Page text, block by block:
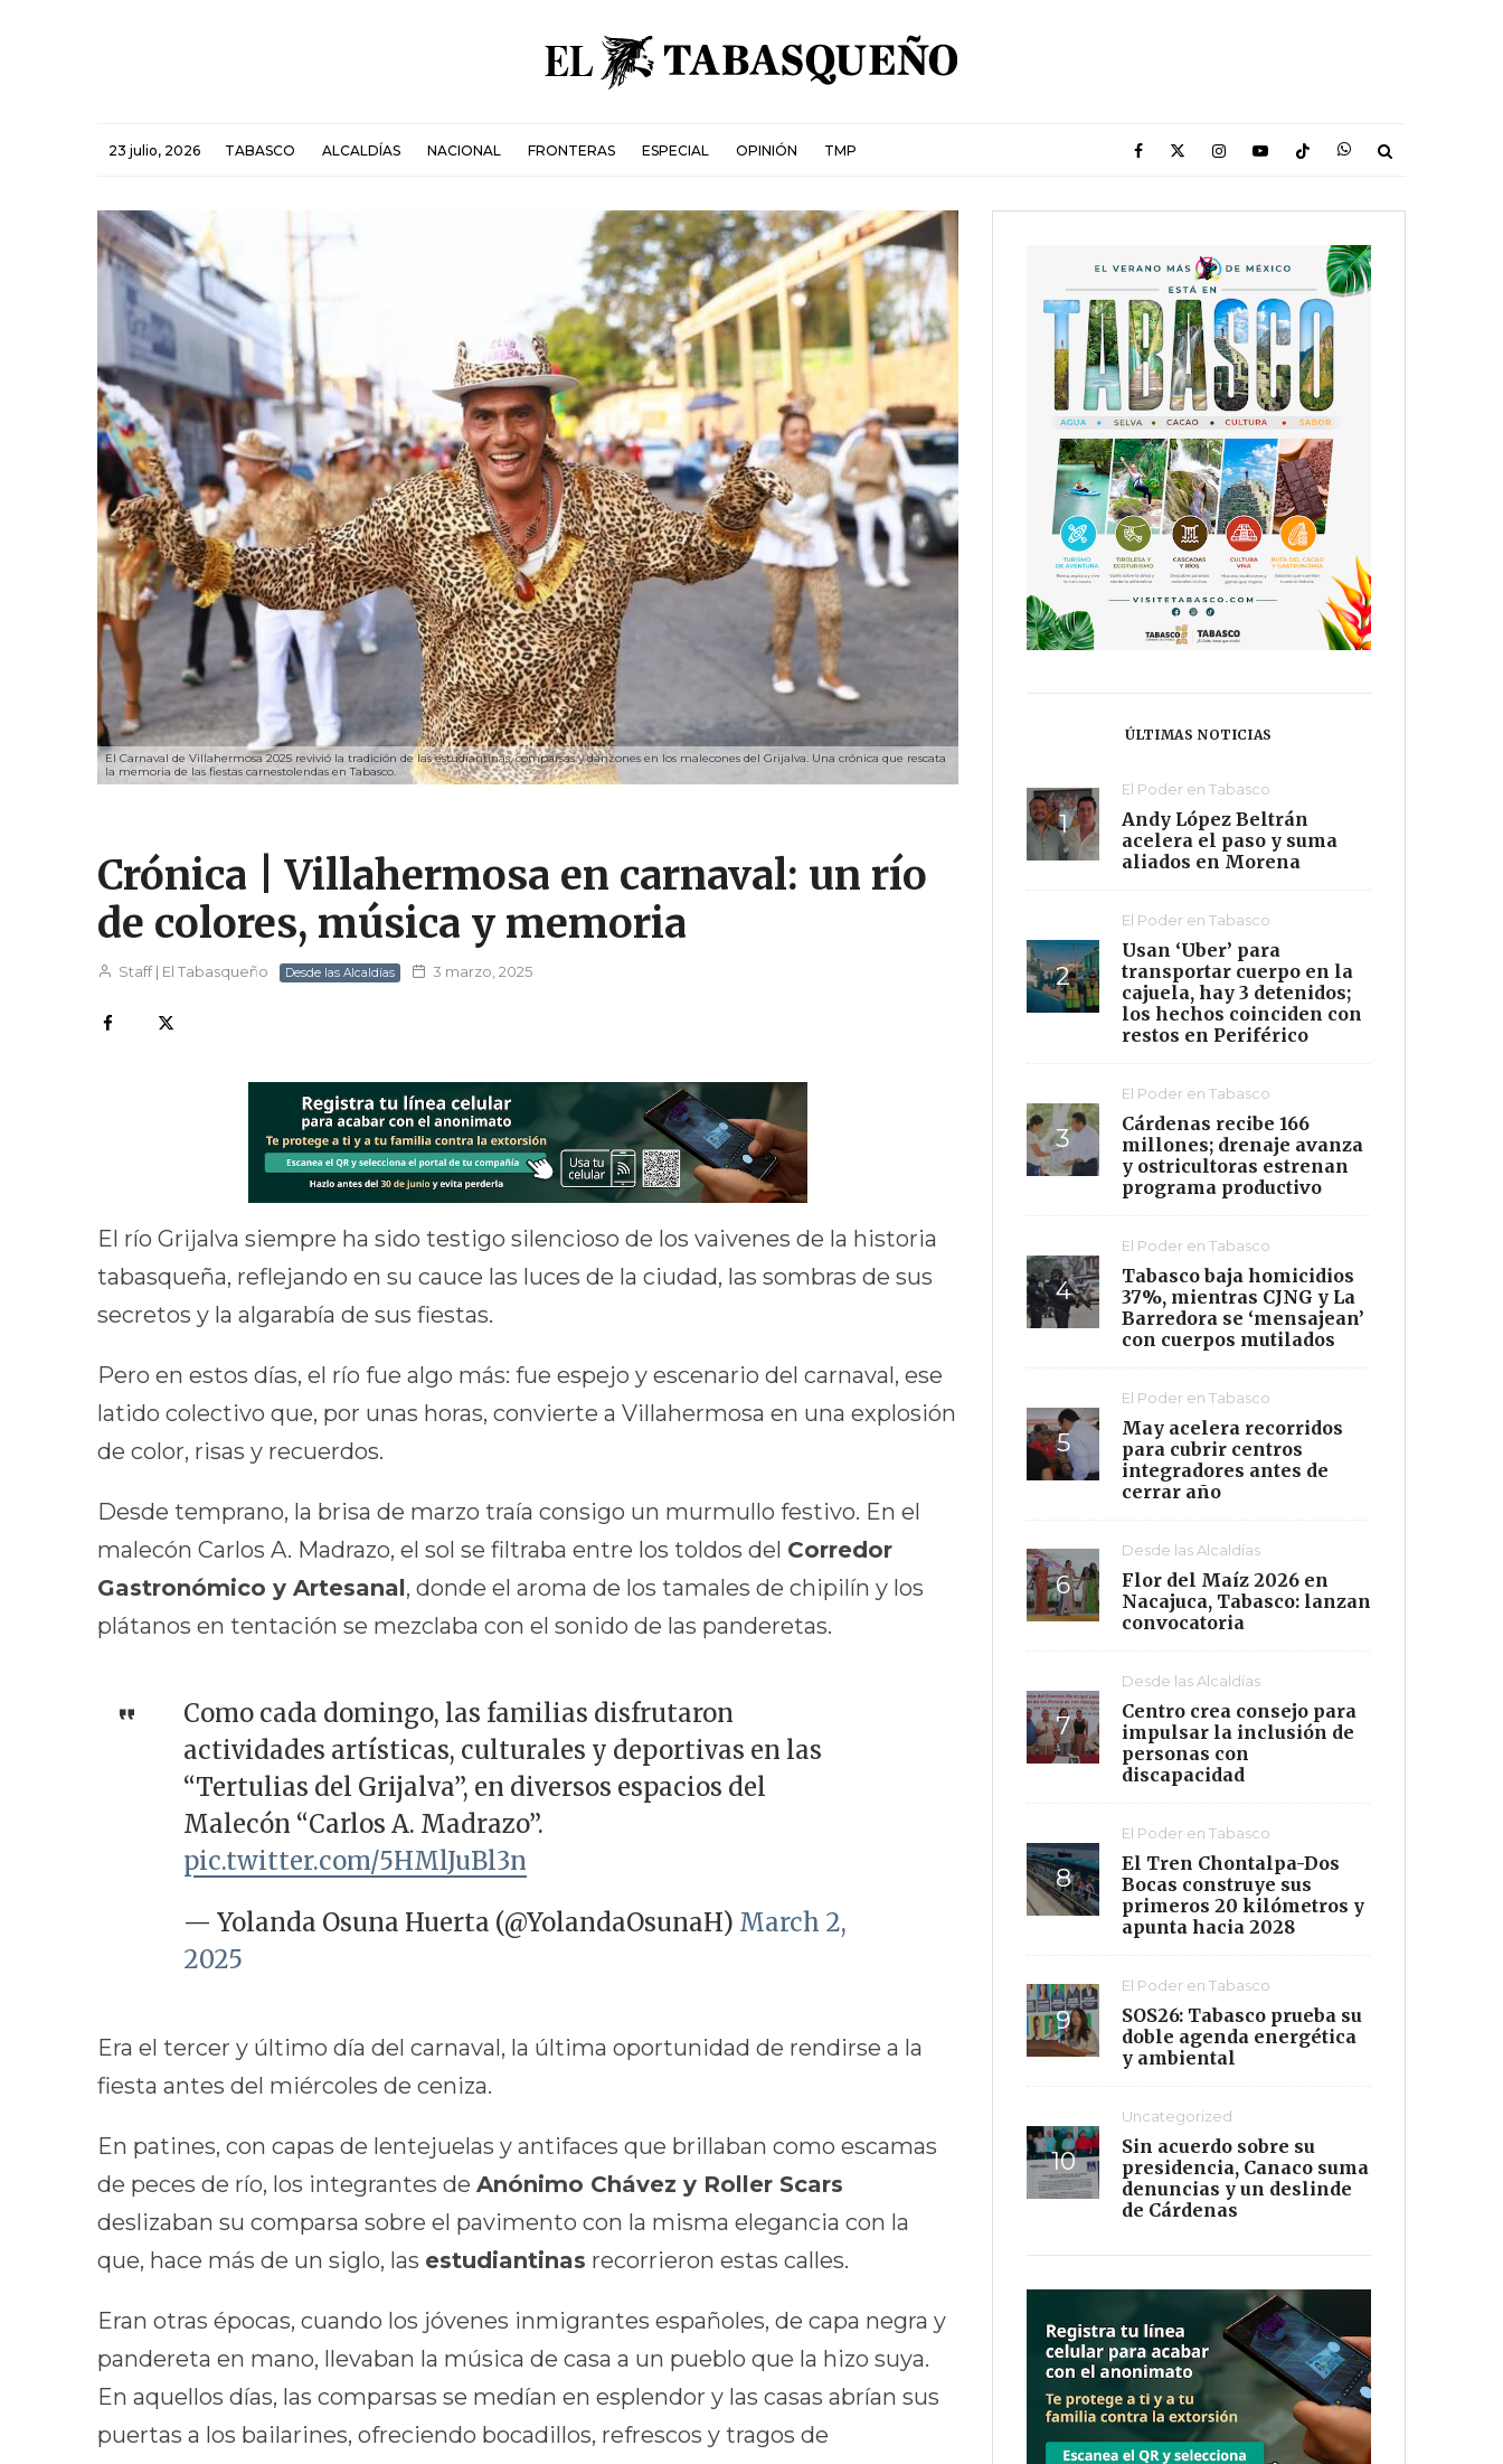
23 julio, 2026 TABASCO ALCALDÍAS NACIONAL FRONTERAS ESPECIAL OPINIÓN TMP
El Carnaval de Villahermosa 2025 revivió la tradición de las estudiantinas, comparsas y danzones en los malecones del Grijalva. Una crónica que rescata
la memoria de las fiestas carnestolendas en Tabasco.
Crónica | Villahermosa en carnaval: un río
de colores, música y memoria
Staff | El Tabasqueño Desde las Alcaldías 3 marzo, 2025
El río Grijalva siempre ha sido testigo silencioso de los vaivenes de la historia
tabasqueña, reflejando en su cauce las luces de la ciudad, las sombras de sus
secretos y la algarabía de sus fiestas.
Pero en estos días, el río fue algo más: fue espejo y escenario del carnaval, ese
latido colectivo que, por unas horas, convierte a Villahermosa en una explosión
de color, risas y recuerdos.
Desde temprano, la brisa de marzo traía consigo un murmullo festivo. En el
malecón Carlos A. Madrazo, el sol se filtraba entre los toldos del Corredor
Gastronómico y Artesanal, donde el aroma de los tamales de chipilín y los
plátanos en tentación se mezclaba con el sonido de las panderetas.
Como cada domingo, las familias disfrutaron
actividades artísticas, culturales y deportivas en las
“Tertulias del Grijalva”, en diversos espacios del
Malecón “Carlos A. Madrazo”.
pic.twitter.com/5HMlJuBl3n
— Yolanda Osuna Huerta (@YolandaOsunaH) March 2,
2025
Era el tercer y último día del carnaval, la última oportunidad de rendirse a la
fiesta antes del miércoles de ceniza.
En patines, con capas de lentejuelas y antifaces que brillaban como escamas
de peces de río, los integrantes de Anónimo Chávez y Roller Scars
deslizaban su comparsa sobre el pavimento con la misma elegancia con la
que, hace más de un siglo, las estudiantinas recorrieron estas calles.
Eran otras épocas, cuando los jóvenes inmigrantes españoles, de capa negra y
pandereta en mano, llevaban la música de casa a un pueblo que la hizo suya.
En aquellos días, las comparsas se medían en esplendor y las casas abrían sus
puertas a los bailarines, ofreciendo bocadillos, refrescos y tragos de
ÚLTIMAS NOTICIAS
El Poder en Tabasco
Andy López Beltrán
acelera el paso y suma
aliados en Morena
El Poder en Tabasco
Usan ‘Uber’ para
transportar cuerpo en la
cajuela, hay 3 detenidos;
los hechos coinciden con
restos en Periférico
El Poder en Tabasco
Cárdenas recibe 166
millones; drenaje avanza
y ostricultoras estrenan
programa productivo
El Poder en Tabasco
Tabasco baja homicidios
37%, mientras CJNG y La
Barredora se ‘mensajean’
con cuerpos mutilados
El Poder en Tabasco
May acelera recorridos
para cubrir centros
integradores antes de
cerrar año
Desde las Alcaldías
Flor del Maíz 2026 en
Nacajuca, Tabasco: lanzan
convocatoria
Desde las Alcaldías
Centro crea consejo para
impulsar la inclusión de
personas con
discapacidad
El Poder en Tabasco
El Tren Chontalpa-Dos
Bocas construye sus
primeros 20 kilómetros y
apunta hacia 2028
El Poder en Tabasco
SOS26: Tabasco prueba su
doble agenda energética
y ambiental
Uncategorized
Sin acuerdo sobre su
presidencia, Canaco suma
denuncias y un deslinde
de Cárdenas